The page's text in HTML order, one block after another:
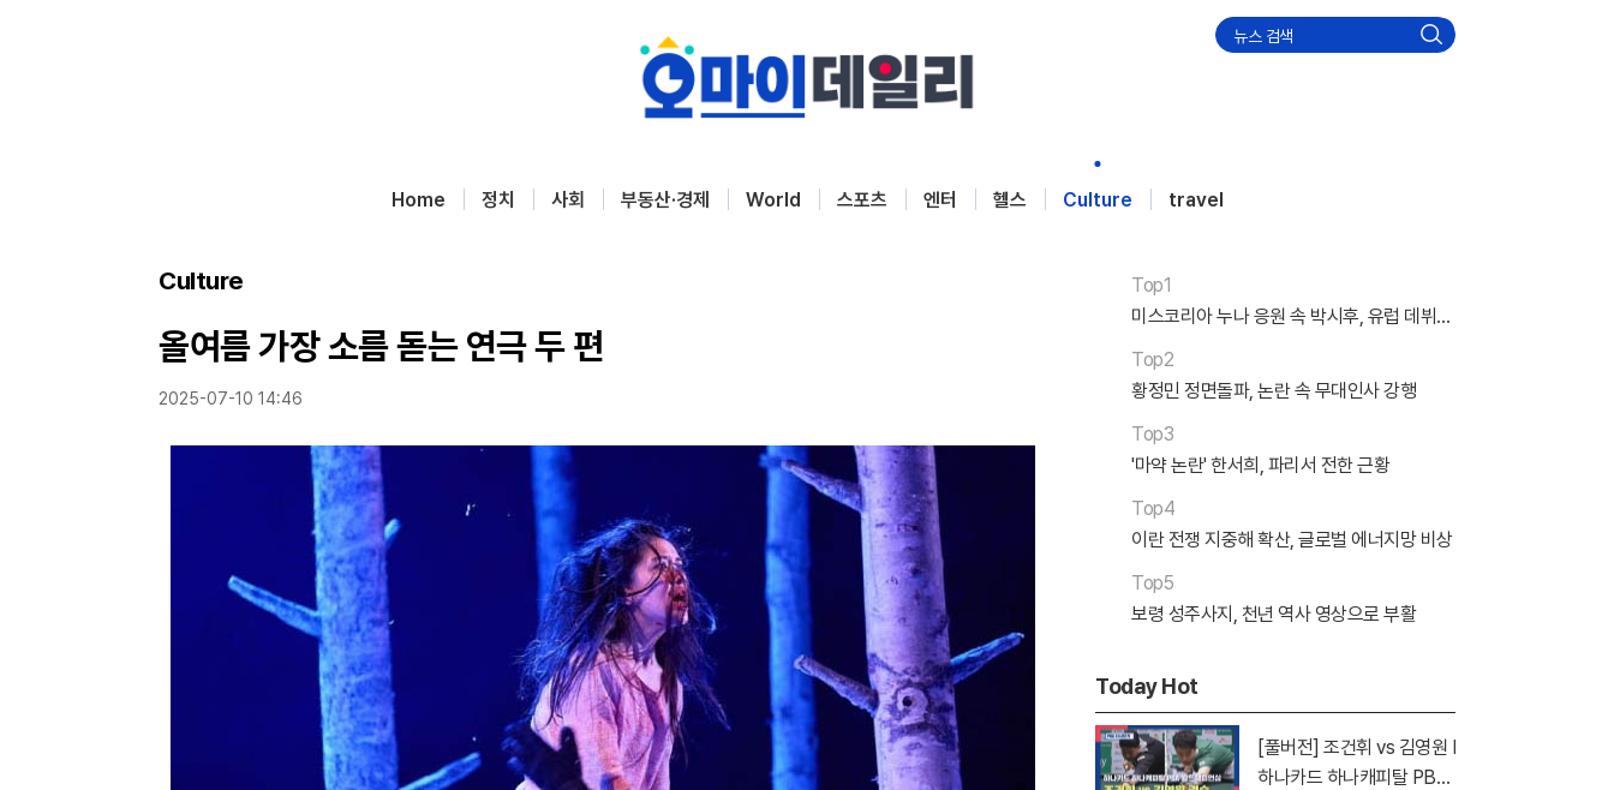
검
Home 정치 사회 부동산·경제 World 스포츠 엔터 헬스 Culture travel
Culture
올여름 가장 소름 돋는 연극 두 편
2025-07-10 14:46
Top1
미스코리아 누나 응원 속 박시후, 유럽 데뷔
Top2
황정민 정면돌파, 논란 속 무대인사 강행
Top3
'마약 논란' 한서희, 파리서 전한 근황
Top4
이란 전쟁 지중해 확산, 글로벌 에너지망 비상
Top5
보령 성주사지, 천년 역사 영상으로 부활
Today Hot
[풀버전] 조건휘 vs 김영원 I
하나카드 하나캐피탈 PBA